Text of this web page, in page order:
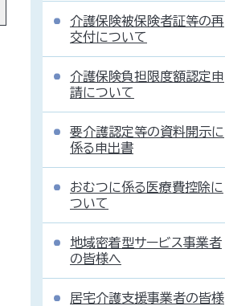
介護保険被保険者証等の再
交付について
介護保険負担限度額認定申
請について
要介護認定等の資料開示に
係る申出書
おむつに係る医療費控除に
ついて
地域密着型サービス事業者
の皆様へ
居宅介護支援事業者の皆様